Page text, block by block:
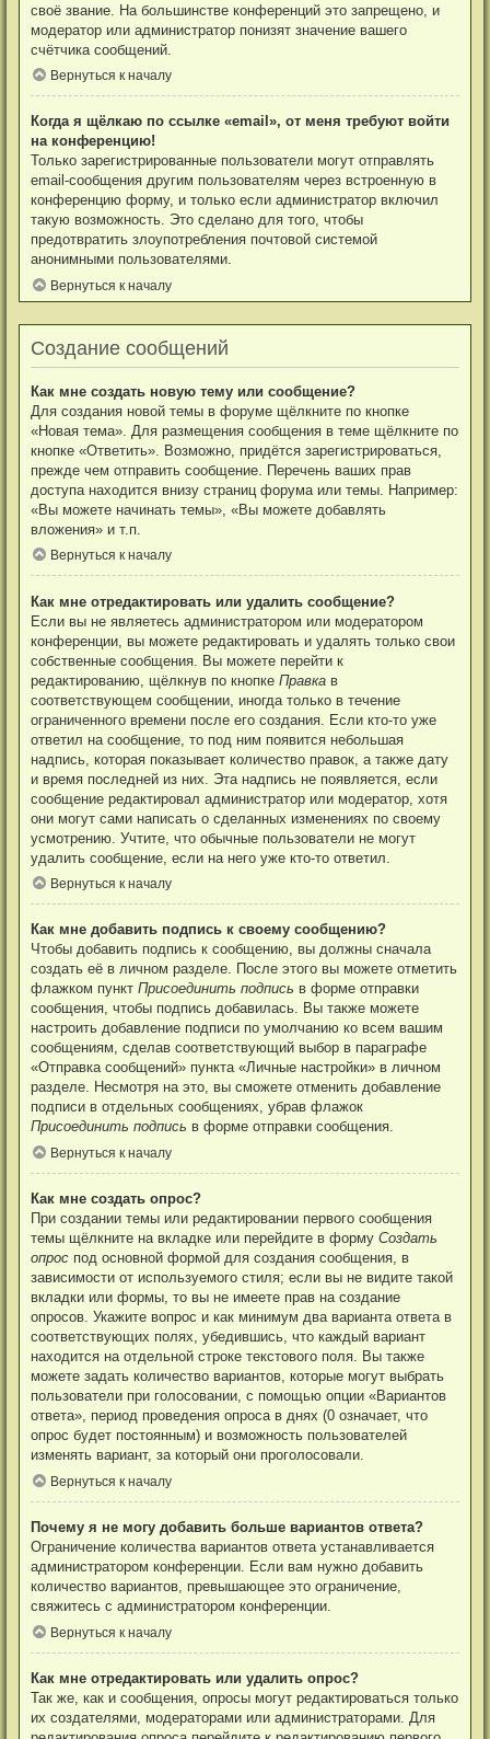
своё звание. На большинстве конференций это запрещено, и
модератор или администратор понизят значение вашего
счётчика сообщений.
Вернуться к началу
Когда я щёлкаю по ссылке «email», от меня требуют войти
на конференцию!
Только зарегистрированные пользователи могут отправлять
email-сообщения другим пользователям через встроенную в
конференцию форму, и только если администратор включил
такую возможность. Это сделано для того, чтобы
предотвратить злоупотребления почтовой системой
анонимными пользователями.
Вернуться к началу
Создание сообщений
Как мне создать новую тему или сообщение?
Для создания новой темы в форуме щёлкните по кнопке
«Новая тема». Для размещения сообщения в теме щёлкните по
кнопке «Ответить». Возможно, придётся зарегистрироваться,
прежде чем отправить сообщение. Перечень ваших прав
доступа находится внизу страниц форума или темы. Например:
«Вы можете начинать темы», «Вы можете добавлять
вложения» и т.п.
Вернуться к началу
Как мне отредактировать или удалить сообщение?
Если вы не являетесь администратором или модератором
конференции, вы можете редактировать и удалять только свои
собственные сообщения. Вы можете перейти к
редактированию, щёлкнув по кнопкеПравка в
соответствующем сообщении, иногда только в течение
ограниченного времени после его создания. Если кто-то уже
ответил на сообщение, то под ним появится небольшая
надпись, которая показывает количество правок, а также дату
и время последней из них. Эта надпись не появляется, если
сообщение редактировал администратор или модератор, хотя
они могут сами написать о сделанных изменениях по своему
усмотрению. Учтите, что обычные пользователи не могут
удалить сообщение, если на него уже кто-то ответил.
Вернуться к началу
Как мне добавить подпись к своему сообщению?
Чтобы добавить подпись к сообщению, вы должны сначала
создать её в личном разделе. После этого вы можете отметить
флажком пунктПрисоединить подпись в форме отправки
сообщения, чтобы подпись добавилась. Вы также можете
настроить добавление подписи по умолчанию ко всем вашим
сообщениям, сделав соответствующий выбор в параграфе
«Отправка сообщений» пункта «Личные настройки» в личном
разделе. Несмотря на это, вы сможете отменить добавление
подписи в отдельных сообщениях, убрав флажок
Присоединить подпись в форме отправки сообщения.
Вернуться к началу
Как мне создать опрос?
При создании темы или редактировании первого сообщения
темы щёлкните на вкладке или перейдите в формуСоздать
опрос под основной формой для создания сообщения, в
зависимости от используемого стиля; если вы не видите такой
вкладки или формы, то вы не имеете прав на создание
опросов. Укажите вопрос и как минимум два варианта ответа в
соответствующих полях, убедившись, что каждый вариант
находится на отдельной строке текстового поля. Вы также
можете задать количество вариантов, которые могут выбрать
пользователи при голосовании, с помощью опции «Вариантов
ответа», период проведения опроса в днях (0 означает, что
опрос будет постоянным) и возможность пользователей
изменять вариант, за который они проголосовали.
Вернуться к началу
Почему я не могу добавить больше вариантов ответа?
Ограничение количества вариантов ответа устанавливается
администратором конференции. Если вам нужно добавить
количество вариантов, превышающее это ограничение,
свяжитесь с администратором конференции.
Вернуться к началу
Как мне отредактировать или удалить опрос?
Так же, как и сообщения, опросы могут редактироваться только
их создателями, модераторами или администраторами. Для